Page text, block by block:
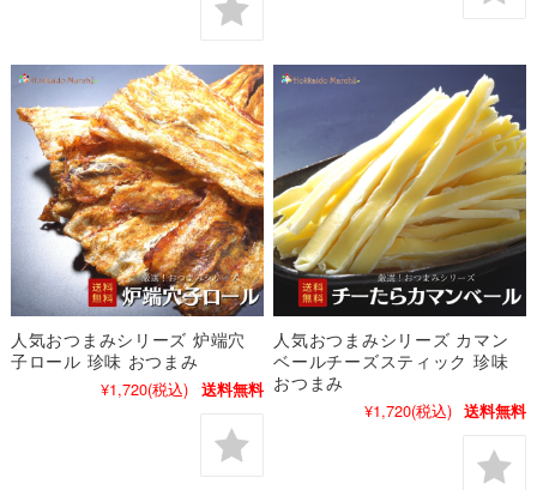
人気おつまみシリーズ 炉端穴
子ロール 珍味 おつまみ
¥1,720(税込) 送料無料
人気おつまみシリーズ カマン
ベールチーズスティック 珍味
おつまみ
¥1,720(税込) 送料無料